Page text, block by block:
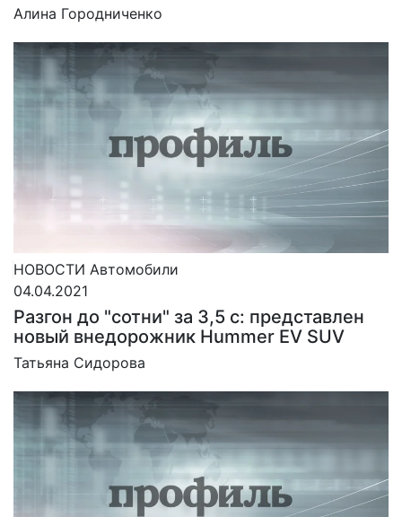
Алина Городниченко
НОВОСТИ Автомобили
04.04.2021
Разгон до "сотни" за 3,5 с: представлен
новый внедорожник Hummer EV SUV
Татьяна Сидорова